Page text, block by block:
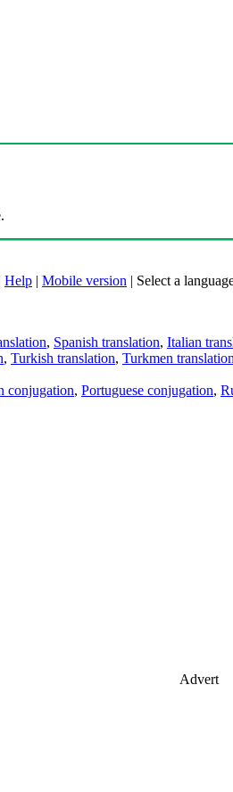
Help | Mobile version | Select a
, Spanish translation, Italian
, Turkish translation, Turkmen translation
conjugation, Portuguese conjugation,
Advert